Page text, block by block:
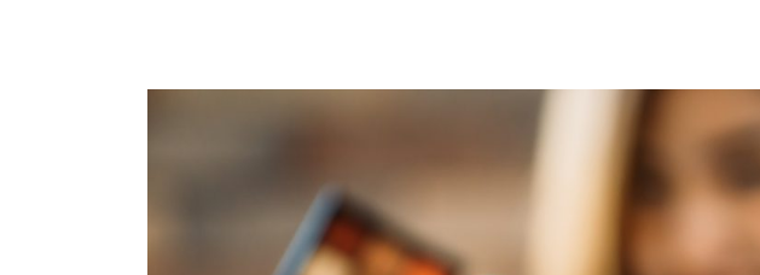
結婚指輪
ショップ
来店予約について